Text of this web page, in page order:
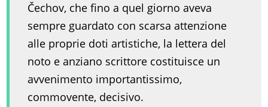
Čechov, che fino a quel giorno aveva
sempre guardato con scarsa attenzione
alle proprie doti artistiche, la lettera del
noto e anziano scrittore costituisce un
avvenimento importantissimo,
commovente, decisivo.